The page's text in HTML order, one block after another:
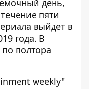
день,
пяти
выйдет в
года. В
полтора